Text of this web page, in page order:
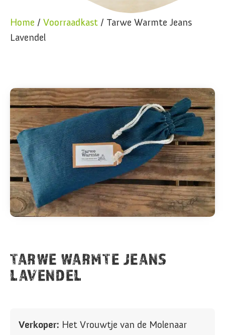
Home / Voorraadkast / Tarwe Warmte Jeans
Lavendel
TARWE WARMTE JEANS
LAVENDEL
Verkoper: Het Vrouwtje van de Molenaar